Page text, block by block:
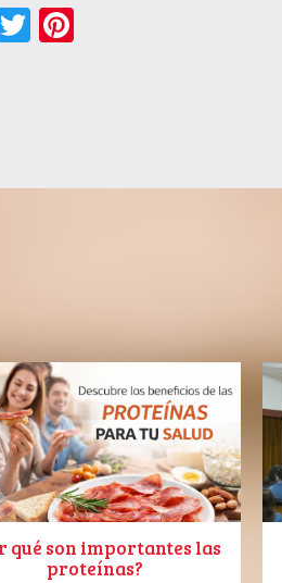
Twitter
qué son importantes las
proteínas?